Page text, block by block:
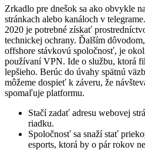
Zrkadlo pre dnešok sa ako obvykle
stránkach alebo kanáloch v
2020 je potrebné získať
technickej ochrany. Ďalším
offshore stávkovú spoločnosť, je
používaní VPN. Ide o službu, ktorá
lepšieho. Berúc do úvahy spätnú
môžeme dospieť k záveru, že
spomaľuje platformu.
Stačí zadať adresu webovej
riadku.
Spoločnosť sa snaží stať
esports, ktorá by o pár rokov